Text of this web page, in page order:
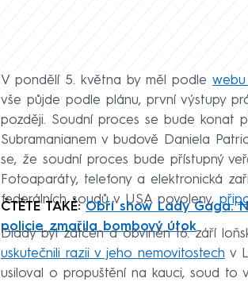
V pondělí 5. května by měl podle
vše půjde podle plánu, první výstupy
později. Soudní proces se bude konat
Subramanianem v budově Daniela
se, že soudní proces bude přístupný
Fotoaparáty, telefony a elektronická
federálních soudů v USA povoleny,
ČTĚTE TAKÉ:Obří show Lady Gaga.
policie zmařila bombový útok
Diddy byl zatčen a obviněn 16. září
uskutečnili razii v jeho nemovitostech v
usiloval o propuštění na kauci, soud to